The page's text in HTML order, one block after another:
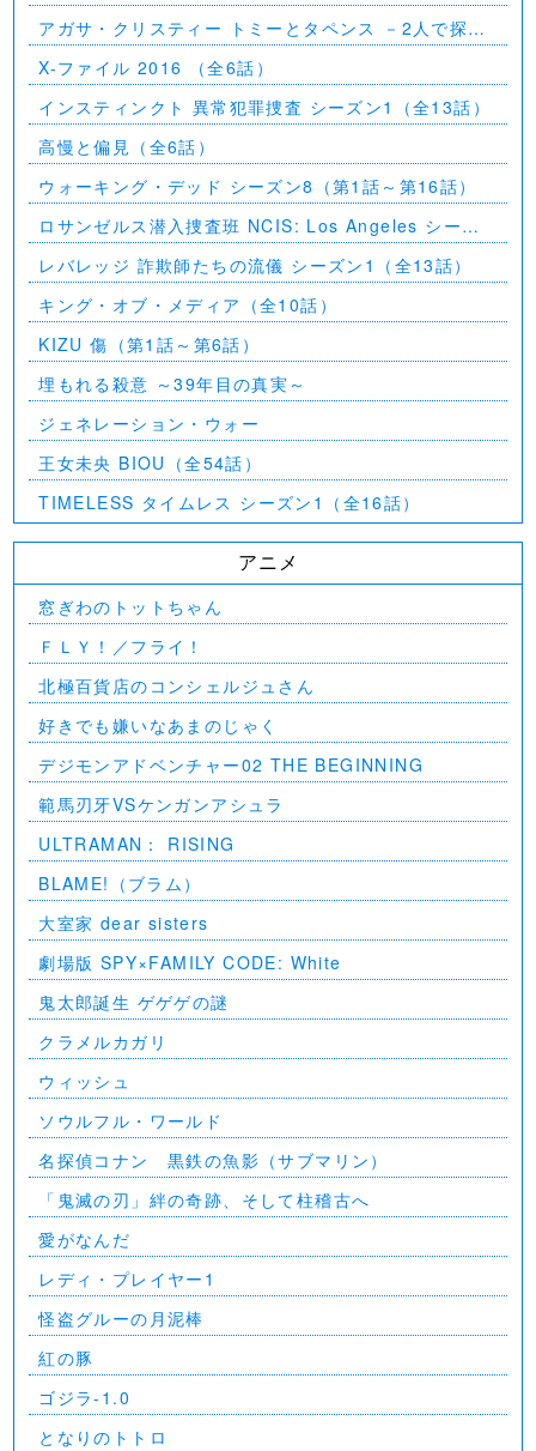
アガサ・クリスティー トミーとタペンス －2人で探偵
を－
X-ファイル 2016 （全6話）
インスティンクト 異常犯罪捜査 シーズン1（全13話）
高慢と偏見（全6話）
ウォーキング・デッド シーズン8（第1話～第16話）
ロサンゼルス潜入捜査班 NCIS: Los Angeles シーズ
ン5（第2話～第24話）
レバレッジ 詐欺師たちの流儀 シーズン1（全13話）
キング・オブ・メディア（全10話）
KIZU 傷（第1話～第6話）
埋もれる殺意 ～39年目の真実～
ジェネレーション・ウォー
王女未央 BIOU（全54話）
TIMELESS タイムレス シーズン1（全16話）
アニメ
窓ぎわのトットちゃん
ＦＬＹ！／フライ！
北極百貨店のコンシェルジュさん
好きでも嫌いなあまのじゃく
デジモンアドベンチャー02 THE BEGINNING
範馬刃牙VSケンガンアシュラ
ULTRAMAN： RISING
BLAME!（ブラム）
大室家 dear sisters
劇場版 SPY×FAMILY CODE: White
⻤太郎誕生 ゲゲゲの謎
クラメルカガリ
ウィッシュ
ソウルフル・ワールド
名探偵コナン 黒鉄の魚影（サブマリン）
「鬼滅の刃」絆の奇跡、そして柱稽古へ
愛がなんだ
レディ・プレイヤー1
怪盗グルーの月泥棒
紅の豚
ゴジラ-1.0
となりのトトロ